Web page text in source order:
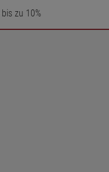
zu 10%